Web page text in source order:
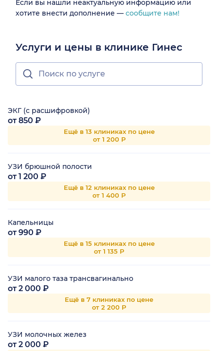
Если вы нашли неактуальную информацию или
хотите внести дополнение — сообщите нам!
Услуги и цены в клинике Гинес
ЭКГ (с расшифровкой)
от 850 ₽
Ещё в 13 клиниках по цене
от 1 200 Р
УЗИ брюшной полости
от 1 200 ₽
Ещё в 12 клиниках по цене
от 1 400 Р
Капельницы
от 990 ₽
Ещё в 15 клиниках по цене
от 1 135 Р
УЗИ малого таза трансвагинально
от 2 000 ₽
Ещё в 7 клиниках по цене
от 2 200 Р
УЗИ молочных желез
от 2 000 ₽